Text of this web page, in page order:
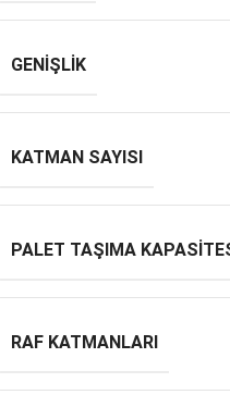
GENIŞLIK
KATMAN SAYISI
PALET TAŞIMA
RAF KATMANLARI